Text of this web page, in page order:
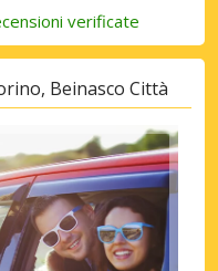
verificate
Beinasco Città